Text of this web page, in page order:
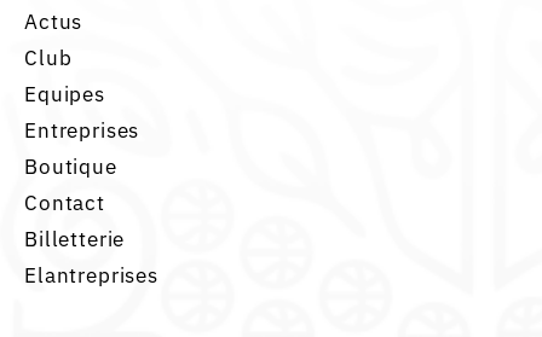
Actus
Club
Equipes
Entreprises
Boutique
Contact
Billetterie
Elantreprises